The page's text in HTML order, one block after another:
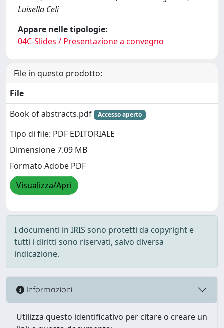
Luisella Celi
Appare nelle tipologie:
04C-Slides / Presentazione a convegno
File in questo prodotto:
File
Book of abstracts.pdf
Accesso aperto
Tipo di file: PDF EDITORIALE
Dimensione 7.09 MB
Formato Adobe PDF
Visualizza/Apri
I documenti in IRIS sono protetti da copyright e
tutti i diritti sono riservati, salvo diversa
indicazione.
Informazioni
Utilizza questo identificativo per citare o creare un